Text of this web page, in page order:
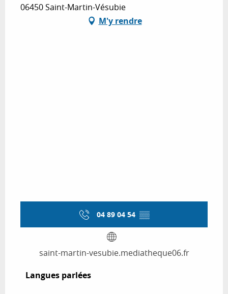
06450 Saint-Martin-Vésubie
M'y rendre
04 89 04 54 ▒▒
saint-martin-vesubie.mediatheque06.fr
Langues parlées
Langues parlées